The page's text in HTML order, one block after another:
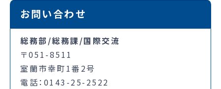
お問い合わせ
総務部/総務課/国際交流
〒051-8511
室蘭市幸町1番2号
電話：0143-25-2522